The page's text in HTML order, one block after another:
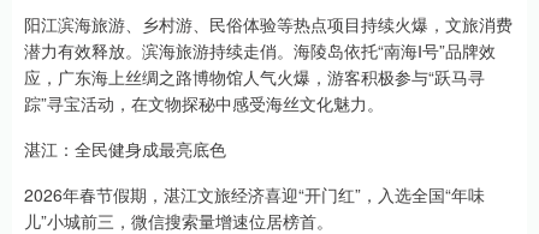
阳江滨海旅游、乡村游、民俗体验等热点项目持续火爆，文旅消费
潜力有效释放。滨海旅游持续走俏。海陵岛依托“南海Ⅰ号”品牌效
应，广东海上丝绸之路博物馆人气火爆，游客积极参与“跃马寻
踪”寻宝活动，在文物探秘中感受海丝文化魅力。
湛江：全民健身成最亮底色
2026年春节假期，湛江文旅经济喜迎“开门红”，入选全国“年味
儿”小城前三，微信搜索量增速位居榜首。